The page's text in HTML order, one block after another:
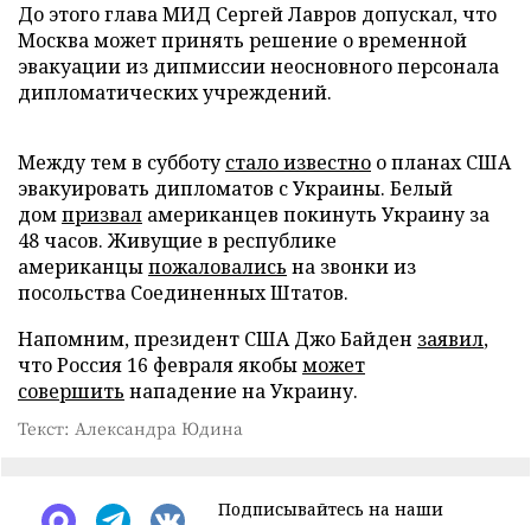
До этого глава МИД Сергей Лавров допускал, что
Москва может принять решение о временной
эвакуации из дипмиссии неосновного персонала
дипломатических учреждений.
Между тем в субботустало известно о планах США
эвакуировать дипломатов с Украины. Белый
домпризвал американцев покинуть Украину за
48 часов. Живущие в республике
американцыпожаловались на звонки из
посольства Соединенных Штатов.
Напомним, президент США Джо Байден заявил,
что Россия 16 февраля якобыможет
совершить нападение на Украину.
Текст: Александра Юдина
Подписывайтесь на наши